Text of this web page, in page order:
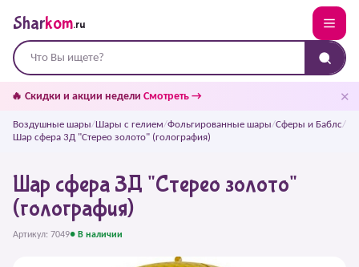
Sharkom.ru
🔥 Скидки и акции недели Смотреть → ✕
Воздушные шары/Шары с гелием/Фольгированные шары/Сферы и Баблс/
Шар сфера 3Д "Стерео золото" (голография)
Шар сфера 3Д "Стерео золото"
(голография)
Артикул: 7049● В наличии